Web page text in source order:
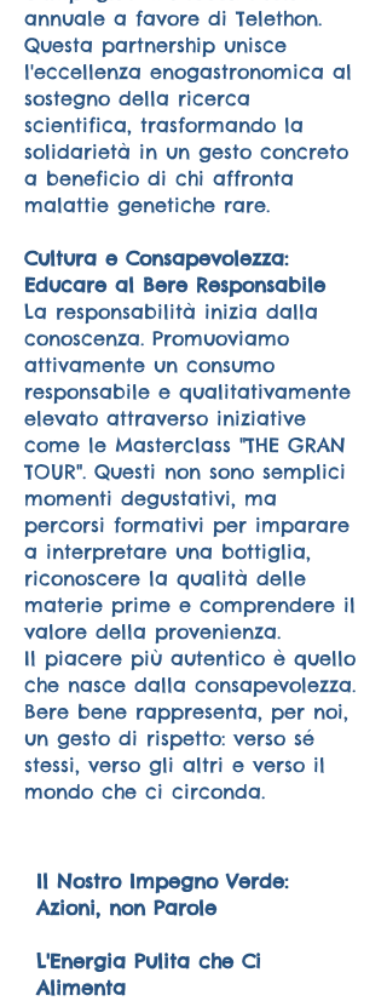
annuale a favore di Telethon.
Questa partnership unisce
l'eccellenza enogastronomica al
sostegno della ricerca
scientifica, trasformando la
solidarietà in un gesto concreto
a beneficio di chi affronta
malattie genetiche rare.
Cultura e Consapevolezza:
Educare al Bere Responsabile
La responsabilità inizia dalla
conoscenza. Promuoviamo
attivamente un consumo
responsabile e qualitativamente
elevato attraverso iniziative
come le Masterclass "THE GRAN
TOUR". Questi non sono semplici
momenti degustativi, ma
percorsi formativi per imparare
a interpretare una bottiglia,
riconoscere la qualità delle
materie prime e comprendere il
valore della provenienza.
Il piacere più autentico è quello
che nasce dalla consapevolezza.
Bere bene rappresenta, per noi,
un gesto di rispetto: verso sé
stessi, verso gli altri e verso il
mondo che ci circonda.
Il Nostro Impegno Verde:
Azioni, non Parole
L'Energia Pulita che Ci
Alimenta